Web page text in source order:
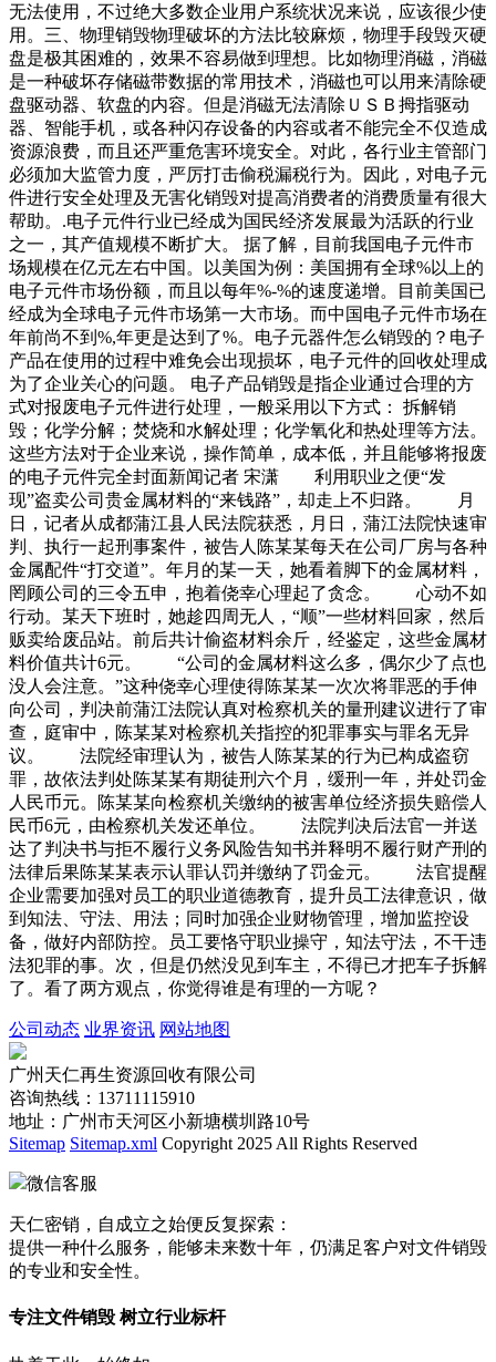
无法使用，不过绝大多数企业用户系统状况来说，应该很少使
用。三、物理销毁物理破坏的方法比较麻烦，物理手段毁灭硬
盘是极其困难的，效果不容易做到理想。比如物理消磁，消磁
是一种破坏存储磁带数据的常用技术，消磁也可以用来清除硬
盘驱动器、软盘的内容。但是消磁无法清除ＵＳＢ拇指驱动
器、智能手机，或各种闪存设备的内容或者不能完全不仅造成
资源浪费，而且还严重危害环境安全。对此，各行业主管部门
必须加大监管力度，严厉打击偷税漏税行为。因此，对电子元
件进行安全处理及无害化销毁对提高消费者的消费质量有很大
帮助。.电子元件行业已经成为国民经济发展最为活跃的行业
之一，其产值规模不断扩大。 据了解，目前我国电子元件市
场规模在亿元左右中国。以美国为例：美国拥有全球%以上的
电子元件市场份额，而且以每年%-%的速度递增。目前美国已
经成为全球电子元件市场第一大市场。而中国电子元件市场在
年前尚不到%,年更是达到了%。电子元器件怎么销毁的？电子
产品在使用的过程中难免会出现损坏，电子元件的回收处理成
为了企业关心的问题。 电子产品销毁是指企业通过合理的方
式对报废电子元件进行处理，一般采用以下方式： 拆解销
毁；化学分解；焚烧和水解处理；化学氧化和热处理等方法。
这些方法对于企业来说，操作简单，成本低，并且能够将报废
的电子元件完全封面新闻记者 宋潇 利用职业之便“发
现”盗卖公司贵金属材料的“来钱路”，却走上不归路。 月
日，记者从成都蒲江县人民法院获悉，月日，蒲江法院快速审
判、执行一起刑事案件，被告人陈某某每天在公司厂房与各种
金属配件“打交道”。年月的某一天，她看着脚下的金属材料，
罔顾公司的三令五申，抱着侥幸心理起了贪念。 心动不如
行动。某天下班时，她趁四周无人，“顺”一些材料回家，然后
贩卖给废品站。前后共计偷盗材料余斤，经鉴定，这些金属材
料价值共计6元。 “公司的金属材料这么多，偶尔少了点也
没人会注意。”这种侥幸心理使得陈某某一次次将罪恶的手伸
向公司，判决前蒲江法院认真对检察机关的量刑建议进行了审
查，庭审中，陈某某对检察机关指控的犯罪事实与罪名无异
议。 法院经审理认为，被告人陈某某的行为已构成盗窃
罪，故依法判处陈某某有期徒刑六个月，缓刑一年，并处罚金
人民币元。陈某某向检察机关缴纳的被害单位经济损失赔偿人
民币6元，由检察机关发还单位。 法院判决后法官一并送
达了判决书与拒不履行义务风险告知书并释明不履行财产刑的
法律后果陈某某表示认罪认罚并缴纳了罚金元。 法官提醒
企业需要加强对员工的职业道德教育，提升员工法律意识，做
到知法、守法、用法；同时加强企业财物管理，增加监控设
备，做好内部防控。员工要恪守职业操守，知法守法，不干违
法犯罪的事。次，但是仍然没见到车主，不得已才把车子拆解
了。看了两方观点，你觉得谁是有理的一方呢？
公司动态 业界资讯 网站地图
广州天仁再生资源回收有限公司
咨询热线：13711115910
地址：广州市天河区小新塘横圳路10号
Sitemap Sitemap.xml Copyright 2025 All Rights Reserved
微信客服
天仁密销，自成立之始便反复探索：
提供一种什么服务，能够未来数十年，仍满足客户对文件销毁
的专业和安全性。
专注文件销毁 树立行业标杆